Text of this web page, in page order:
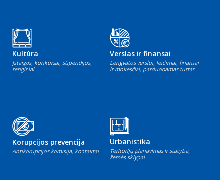
Kultūra
Įstaigos, konkursai, stipendijos,
renginiai
Verslas ir finansai
Lengvatos verslui, leidimai, finansai
ir mokesčiai, parduodamas turtas
Korupcijos prevencija
Antikorupcijos komisija, kontaktai
Urbanistika
Teritorijų planavimas ir statyba,
žemės sklypai